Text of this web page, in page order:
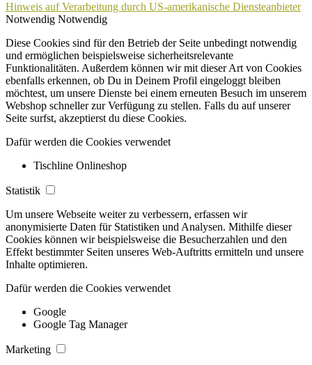
Hinweis auf Verarbeitung durch US-amerikanische Diensteanbieter
Notwendig Notwendig
Diese Cookies sind für den Betrieb der Seite unbedingt notwendig
und ermöglichen beispielsweise sicherheitsrelevante
Funktionalitäten. Außerdem können wir mit dieser Art von Cookies
ebenfalls erkennen, ob Du in Deinem Profil eingeloggt bleiben
möchtest, um unsere Dienste bei einem erneuten Besuch im unserem
Webshop schneller zur Verfügung zu stellen. Falls du auf unserer
Seite surfst, akzeptierst du diese Cookies.
Dafür werden die Cookies verwendet
Tischline Onlineshop
Statistik
Um unsere Webseite weiter zu verbessern, erfassen wir
anonymisierte Daten für Statistiken und Analysen. Mithilfe dieser
Cookies können wir beispielsweise die Besucherzahlen und den
Effekt bestimmter Seiten unseres Web-Auftritts ermitteln und unsere
Inhalte optimieren.
Dafür werden die Cookies verwendet
Google
Google Tag Manager
Marketing